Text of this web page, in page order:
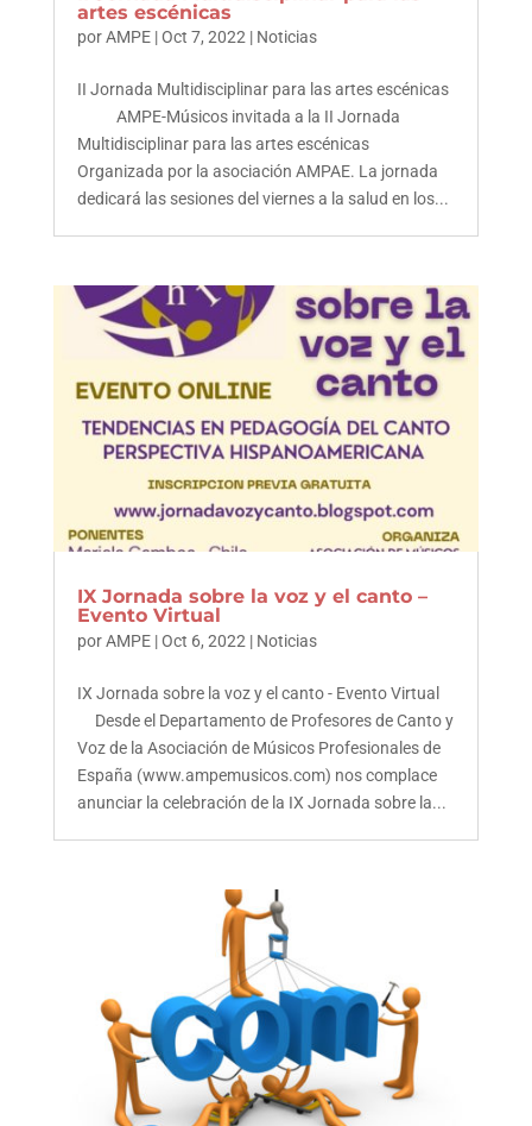
artes escénicas
porAMPE|Oct 7, 2022 | Noticias
II Jornada Multidisciplinar para las artes escénicas
AMPE-Músicos invitada a la II Jornada
Multidisciplinar para las artes escénicas
Organizada por la asociación AMPAE. La jornada
dedicará las sesiones del viernes a la salud en los...
IX Jornada sobre la voz y el canto –
Evento Virtual
porAMPE|Oct 6, 2022 | Noticias
IX Jornada sobre la voz y el canto - Evento Virtual
Desde el Departamento de Profesores de Canto y
Voz de la Asociación de Músicos Profesionales de
España (www.ampemusicos.com) nos complace
anunciar la celebración de la IX Jornada sobre la...